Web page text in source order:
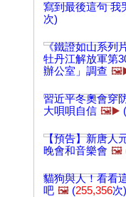
寫到最後這句 我
次)
《鐵證如山系列
牡丹江解放軍第
辦公室」調查
習近平冬奧會穿
大唄唄自信 🖼️▶️ (
【預告】新唐人
晚會和音樂會 🖼️
貓狗與人！看看
吧 🖼️ (255,356次)